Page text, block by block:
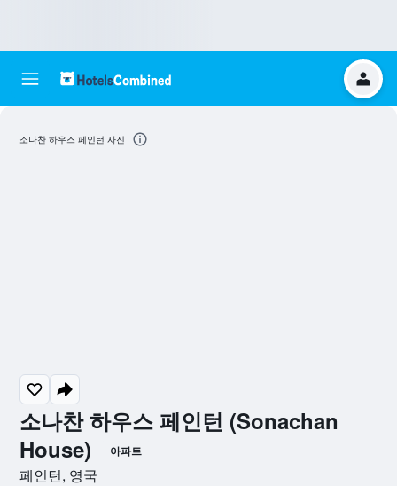
소나찬 하우스 페인턴 (Sonachan
House)
아파트
0​성급
페인턴, 영국
소나찬 하우스 페인턴 사진